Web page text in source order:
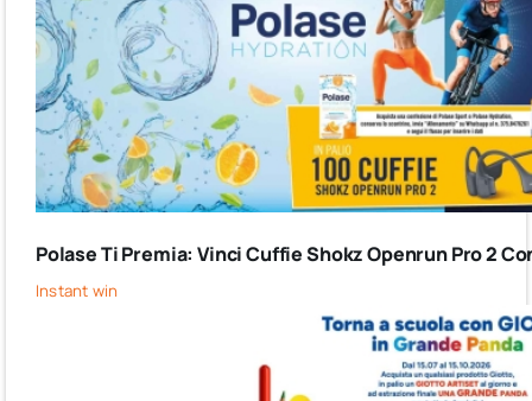
Polase Ti Premia: Vinci Cuffie Shokz Openrun Pro 2
Instant win